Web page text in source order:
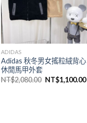
ADIDAS
Adidas 秋冬男女搖粒絨背心
休閒馬甲外套
NT$2,080.00 NT$1,100.00